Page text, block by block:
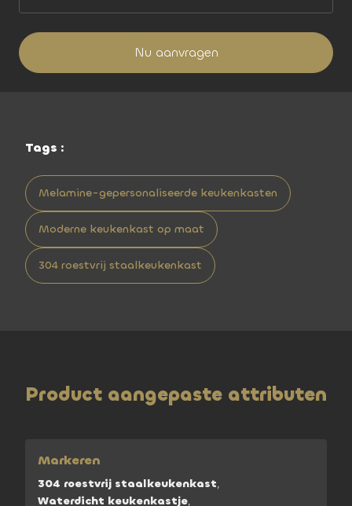
Nu aanvragen
Tags :
Melamine-gepersonaliseerde keukenkasten
Moderne keukenkast op maat
304 roestvrij staalkeukenkast
Product aangepaste attributen
Markeren
304 roestvrij staalkeukenkast,
Waterdicht keukenkastje,